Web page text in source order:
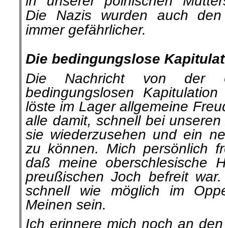
Die Nazis wurden auch den
immer gefährlicher.
Die bedingungslose
Die Nachricht von der
bedingungslosen
löste im Lager allgemeine
alle damit, schnell bei
sie wieder­zusehen und ein
zu können. Mich persönlich
daß meine oberschlesische
preußischen Joch befreit
schnell wie möglich im
Meinen sein.
Ich erinnere mich noch an